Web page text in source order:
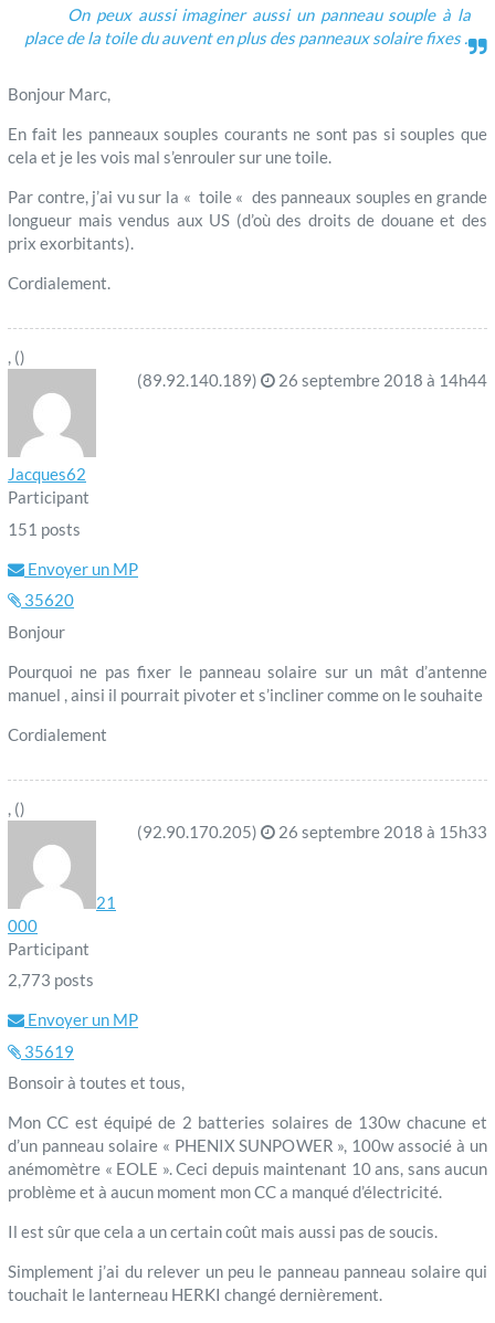
On peux aussi imaginer aussi un panneau souple à la
place de la toile du auvent en plus des panneaux solaire fixes .
Bonjour Marc,
En fait les panneaux souples courants ne sont pas si souples que
cela et je les vois mal s’enrouler sur une toile.
Par contre, j’ai vu sur la « toile « des panneaux souples en grande
longueur mais vendus aux US (d’où des droits de douane et des
prix exorbitants).
Cordialement.
, ()
(89.92.140.189)
26 septembre 2018 à 14h44
Jacques62
Participant
151 posts
Envoyer un MP
35620
Bonjour
Pourquoi ne pas fixer le panneau solaire sur un mât d’antenne
manuel , ainsi il pourrait pivoter et s’incliner comme on le souhaite
Cordialement
, ()
(92.90.170.205)
26 septembre 2018 à 15h33
21
000
Participant
2,773 posts
Envoyer un MP
35619
Bonsoir à toutes et tous,
Mon CC est équipé de 2 batteries solaires de 130w chacune et
d’un panneau solaire « PHENIX SUNPOWER », 100w associé à un
anémomètre « EOLE ». Ceci depuis maintenant 10 ans, sans aucun
problème et à aucun moment mon CC a manqué d’électricité.
Il est sûr que cela a un certain coût mais aussi pas de soucis.
Simplement j’ai du relever un peu le panneau panneau solaire qui
touchait le lanterneau HERKI changé dernièrement.